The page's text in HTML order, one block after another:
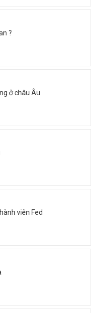
?
ở châu Âu
viên Fed